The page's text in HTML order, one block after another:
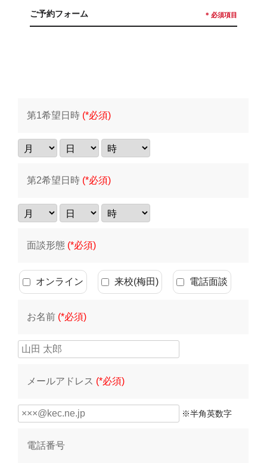
ご予約フォーム * 必須項目
第1希望日時 (*必須)
第2希望日時 (*必須)
面談形態 (*必須)
オンライン 来校(梅田) 電話面談
お名前 (*必須)
メールアドレス (*必須)
※半角英数字
電話番号